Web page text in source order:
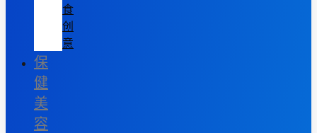
食
创
意
保
健
美
容